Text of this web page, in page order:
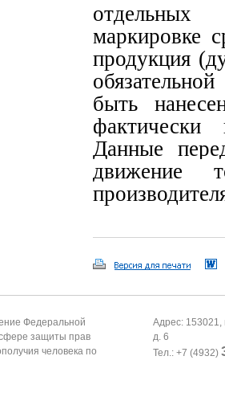
отдельных
маркировке
продукция
быть
Данные
движение
Федеральной
защиты прав
человека по
Адрес: 153021,
д. 6
Тел.: +7 (4932)